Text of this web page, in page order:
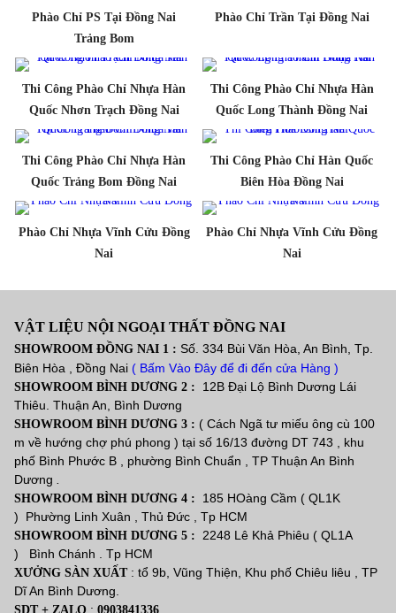
Phào Chỉ PS Tại Đồng Nai
Trảng Bom
Phào Chỉ Trần Tại Đồng Nai
Thi Công Phào Chỉ Nhựa Hàn
Quốc Nhơn Trạch Đồng Nai
Thi Công Phào Chỉ Nhựa Hàn
Quốc Long Thành Đồng Nai
Thi Công Phào Chỉ Nhựa Hàn
Quốc Trảng Bom Đồng Nai
Thi Công Phào Chỉ Hàn Quốc
Biên Hòa Đồng Nai
Phào Chỉ Nhựa Vĩnh Cửu Đồng
Nai
Phào Chỉ Nhựa Vĩnh Cửu Đồng
Nai
VẬT LIỆU NỘI NGOẠI THẤT ĐỒNG NAI
SHOWROOM ĐỒNG NAI 1 :Số. 334 Bùi Văn Hòa, An Bình, Tp.
Biên Hòa , Đồng Nai ( Bấm Vào Đây để đi đến cửa Hàng )
SHOWROOM BÌNH DƯƠNG 2 :
12B Đại Lộ Bình Dương Lái
Thiêu. Thuận An, Bình Dương
SHOWROOM BÌNH DƯƠNG 3 : ( Cách Ngã tư miếu ông cù 100
m về hướng chợ phú phong ) tại số 16/13 đường DT 743 , khu
phố Bình Phước B , phường Bình Chuẩn , TP Thuận An Bình
Dương.
SHOWROOM BÌNH DƯƠNG 4 :
185 HOàng Cầm ( QL1K
) Phường Linh Xuân , Thủ Đức , Tp HCM
SHOWROOM BÌNH DƯƠNG 5 : 2248 Lê Khả Phiêu ( QL1A
) Bình Chánh . Tp HCM
XƯỞNG SÀN XUẤT: tổ 9b, Vũng Thiện, Khu phố Chiêu liêu , TP
Dĩ An Bình Dương.
SDT + ZALO :0903841336